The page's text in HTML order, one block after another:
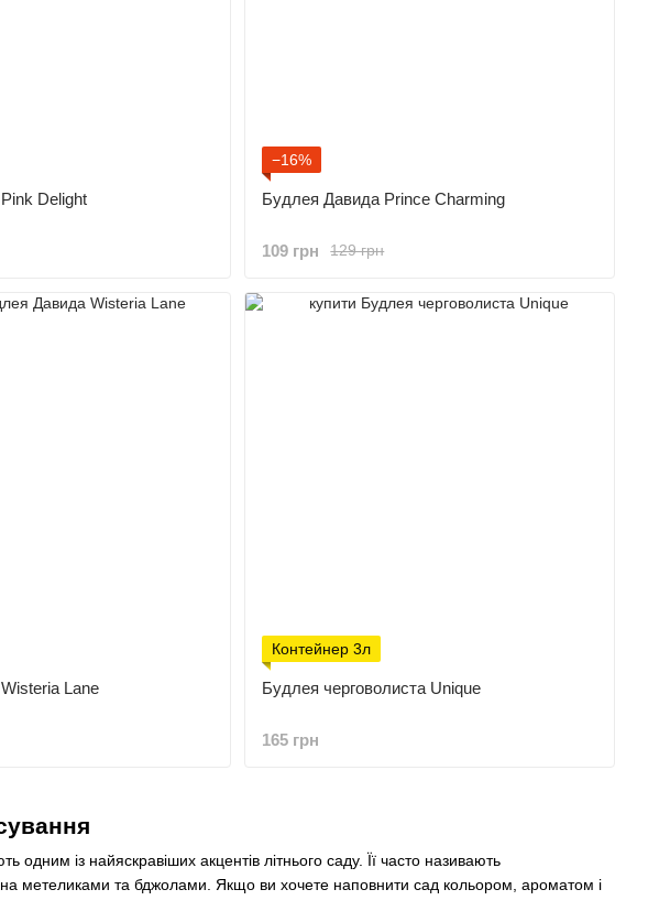
із найяскравіших акцентів літнього саду. Її часто називають
метеликами та бджолами. Якщо ви хочете наповнити сад кольором, ароматом і
Delight
−16%
Будлея Давида Prince Charming
129 грн
109 грн
Lane
Контейнер 3л
Будлея черговолиста Unique
165 грн